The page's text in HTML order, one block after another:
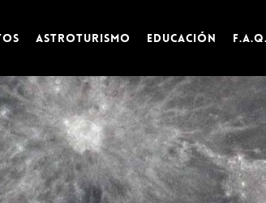
Astroturismo Educación F.A.Q.